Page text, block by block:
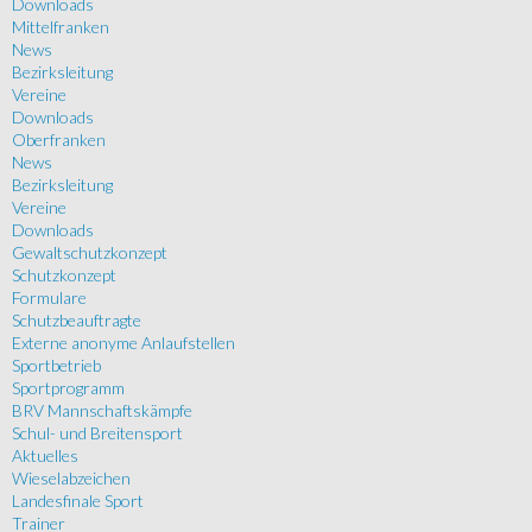
Downloads
Mittelfranken
News
Bezirksleitung
Vereine
Downloads
Oberfranken
News
Bezirksleitung
Vereine
Downloads
Gewaltschutzkonzept
Schutzkonzept
Formulare
Schutzbeauftragte
Externe anonyme Anlaufstellen
Sportbetrieb
Sportprogramm
BRV Mannschaftskämpfe
Schul- und Breitensport
Aktuelles
Wieselabzeichen
Landesfinale Sport
Trainer